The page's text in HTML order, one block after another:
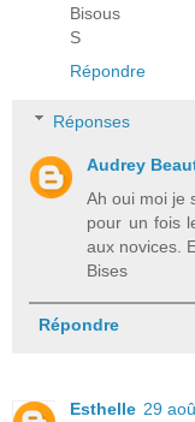
Bisous
S
Répondre
Réponses
Audrey
Ah oui moi je
pour un fois
aux novices.
Bises
Répondre
Esthelle 29